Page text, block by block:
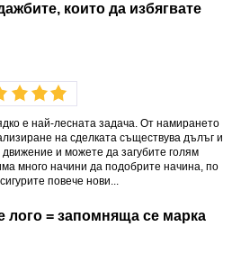
които да избягвате
е най-лесната задача. От намирането
на сделката съществува дълъг и
и можете да загубите голям
много начини да подобрите начина, по
повече нови...
лого = запомняща се марка